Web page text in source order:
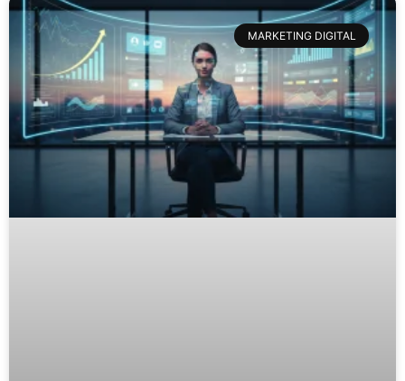
MARKETING DIGITAL